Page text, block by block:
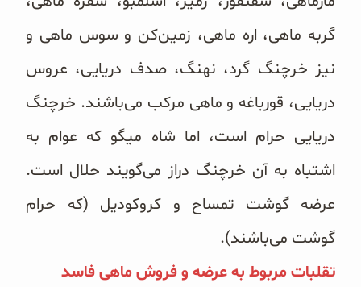
گربه ماهی، اره ماهی، زمین‌کن و سوس ماهی و
نیز خرچنگ گرد، نهنگ، صدف دریایی، عروس
دریایی، قورباغه و ماهی مرکب می‌‌باشند. خرچنگ
دریایی حرام است، اما شاه میگو که عوام به
اشتباه به آن خرچنگ دراز می‌‌گویند حلال است.
عرضه گوشت تمساح و کروکودیل (که حرام
گوشت می‌‌باشند).
تقلبات مربوط به عرضه و فروش ماهی فاسد